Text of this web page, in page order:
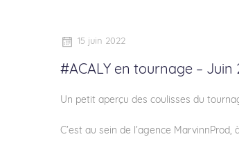
15 juin 2022
#ACALY en tournage – Juin
Un petit aperçu des coulisses du
C’est au sein de l’agence MarvinnProd,